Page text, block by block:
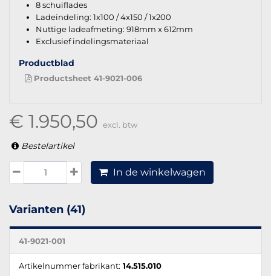
8 schuiflades
Ladeindeling: 1x100 / 4x150 / 1x200
Nuttige ladeafmeting: 918mm x 612mm
Exclusief indelingsmateriaal
Productblad
Productsheet 41-9021-006
€ 1.950,50 excl. btw
Bestelartikel
In de winkelwagen
Varianten (41)
41-9021-001
Artikelnummer fabrikant: 14.515.010